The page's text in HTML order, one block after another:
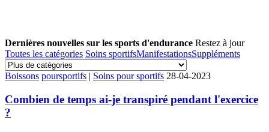
Dernières nouvelles sur les sports d'endurance Restez à jour
Toutes les catégories Soins sportifsManifestationsSuppléments
Boissons poursportifs | Soins pour sportifs 28-04-2023
Combien de temps ai-je transpiré pendant l'exercice
?